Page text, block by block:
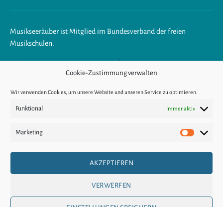
Cookie-Zustimmung verwalten
Wir verwenden Cookies, um unsere Website und unseren Service zu optimieren.
Funktional Immer aktiv
Marketing
AKZEPTIEREN
VERWERFEN
Musikseeräuber ist Mitglied im Bundesverband der freien
Musikschulen.
Am Ende trägst du Musik im
KÜNDIGUNG